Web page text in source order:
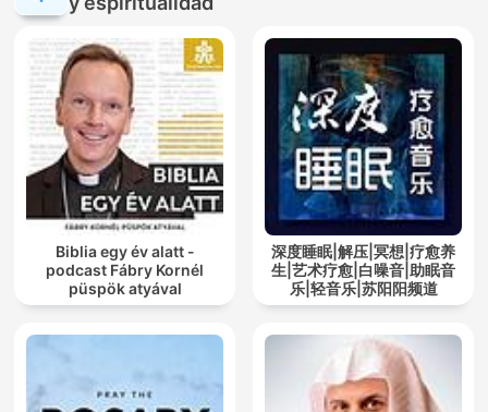
Biblia egy év alatt -
podcast Fábry Kornél
püspök atyával
深度睡眠|解压|冥想|疗愈养
生|艺术疗愈|白噪音|助眠音
乐|轻音乐|苏阳阳频道